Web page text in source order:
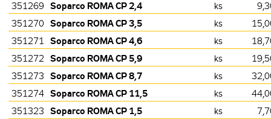
351269 Soparco ROMA CP 2,4 ks
351270 Soparco ROMA CP 3,5 ks
351271 Soparco ROMA CP 4,6 ks
351272 Soparco ROMA CP 5,9 ks
351273 Soparco ROMA CP 8,7 ks
351274 Soparco ROMA CP 11,5 ks
351323 Soparco ROMA CP 1,5 ks